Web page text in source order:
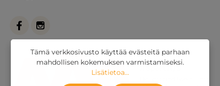
Tämä verkkosivusto käyttää evästeitä parhaan
mahdollisen kokemuksen varmistamiseksi.
Lisätietoa...